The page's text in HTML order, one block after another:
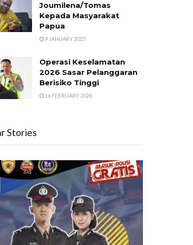
Joumilena/Tomas
Kepada Masyarakat
Papua
9 JANUARY 2025
Operasi Keselamatan
2026 Sasar Pelanggaran
Berisiko Tinggi
16 FEBRUARY 2026
Stories